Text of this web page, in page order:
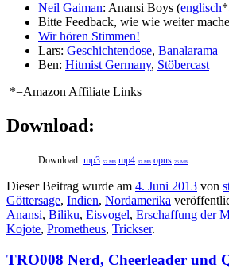
Neil Gaiman: Anansi Boys (englisch
Bitte Feedback, wie wie weiter
Wir hören Stimmen!
Lars: Geschichtendose, Banalarama
Ben: Hitmist Germany, Stöbercast
*=Amazon Affiliate Links
Download:
Download: mp3 52 MB mp4 37 MB opus 26 MB
Dieser Beitrag wurde am 4. Juni 2013 von
Göttersage, Indien, Nordamerika
Anansi, Biliku, Eisvogel, Erschaffung der
Kojote, Prometheus, Trickser.
TRO008 Nerd, Cheerleader und